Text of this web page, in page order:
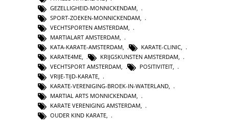
GEZELLIGHEID-MONNICKENDAM
SPORT-ZOEKEN-MONNICKENDAM
VECHTSPORTEN AMSTERDAM
MARTIALART AMSTERDAM
KATA-KARATE-AMSTERDAM
KARATE-CLINIC
KARATE4ME, KRIJGSKUNSTEN AMSTERDAM,
VECHTSPORT AMSTERDAM, POSITIVITEIT,
VRIJE-TIJD-KARATE,
KARATE-VERENIGING-BROEK-IN-WATERLAND,
MARTIAL ARTS MONNICKENDAM,
KARATE VERENIGING AMSTERDAM,
OUDER KIND KARATE,